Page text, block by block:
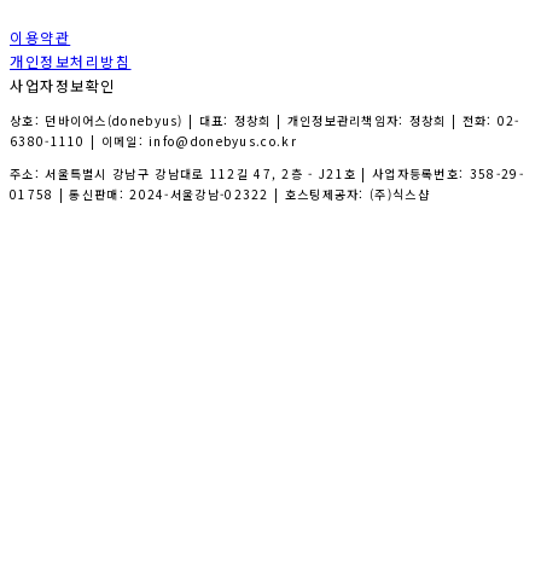
이용약관
개인정보처리방침
사업자정보확인
상호: 던바이어스(donebyus) | 대표: 정창희 | 개인정보관리책임자: 정창희 | 전화: 02-
6380-1110 | 이메일: info@donebyus.co.kr
주소: 서울특별시 강남구 강남대로 112길 47, 2층 - J21호 | 사업자등록번호: 358-29-
01758 | 통신판매:2024-서울강남-02322 | 호스팅제공자: (주)식스샵